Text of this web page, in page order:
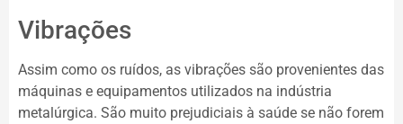
Vibrações
Assim como os ruídos, as vibrações são provenientes das
máquinas e equipamentos utilizados na indústria
metalúrgica. São muito prejudiciais à saúde se não forem